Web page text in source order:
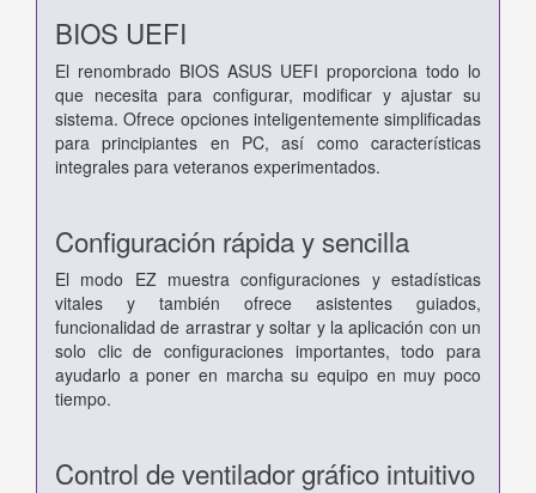
BIOS UEFI
El renombrado BIOS ASUS UEFI proporciona todo lo
que necesita para configurar, modificar y ajustar su
sistema. Ofrece opciones inteligentemente simplificadas
para principiantes en PC, así como características
integrales para veteranos experimentados.
Configuración rápida y sencilla
El modo EZ muestra configuraciones y estadísticas
vitales y también ofrece asistentes guiados,
funcionalidad de arrastrar y soltar y la aplicación con un
solo clic de configuraciones importantes, todo para
ayudarlo a poner en marcha su equipo en muy poco
tiempo.
Control de ventilador gráfico intuitivo